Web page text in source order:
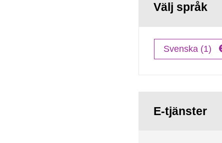
Välj språk
Svenska (1)
E-tjänster